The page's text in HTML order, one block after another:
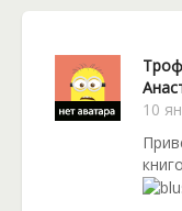
все ли так
ведь в этом мире
всю жизнь
родной дом или
10